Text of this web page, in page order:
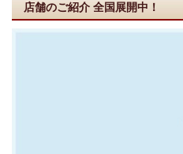
店舗のご紹介 全国展開中！